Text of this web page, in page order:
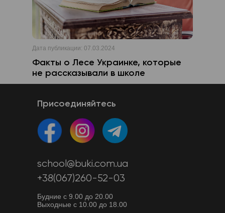
Дата публикации: 07.03.2024
Факты о Лесе Украинке, которые
не рассказывали в школе
Присоединяйтесь
school@buki.com.ua
+38(067)260-52-03
Будние с 9.00 до 20.00
Выходные с 10.00 до 18.00